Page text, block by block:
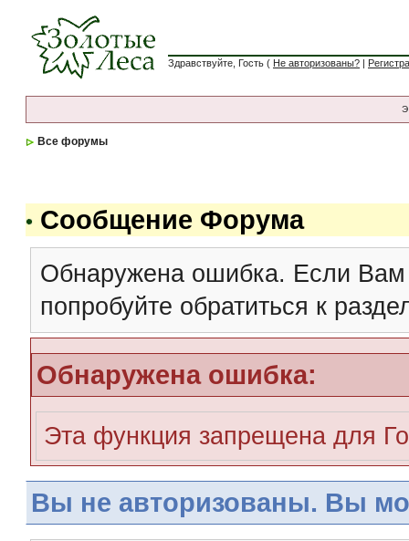
Здравствуйте, Гость ( Не авторизованы? |
Все форумы
Сообщение Форума
Обнаружена ошибка. Если
попробуйте обратиться к
Обнаружена ошибка:
Эта функция запрещена для
Вы не авторизованы. Вы